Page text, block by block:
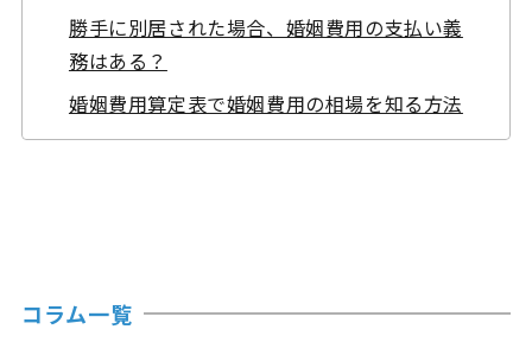
勝手に別居された場合、婚姻費用の支払い義
務はある？
婚姻費用算定表で婚姻費用の相場を知る方法
コラム一覧